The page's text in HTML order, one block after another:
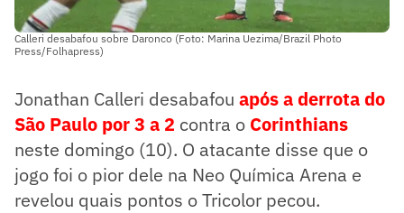
Calleri desabafou sobre Daronco (Foto: Marina Uezima/Brazil Photo
Press/Folhapress)
Jonathan Calleri desabafou após a derrota do
São Paulo por 3 a 2 contra o Corinthians
neste domingo (10). O atacante disse que o
jogo foi o pior dele na Neo Química Arena e
revelou quais pontos o Tricolor pecou.